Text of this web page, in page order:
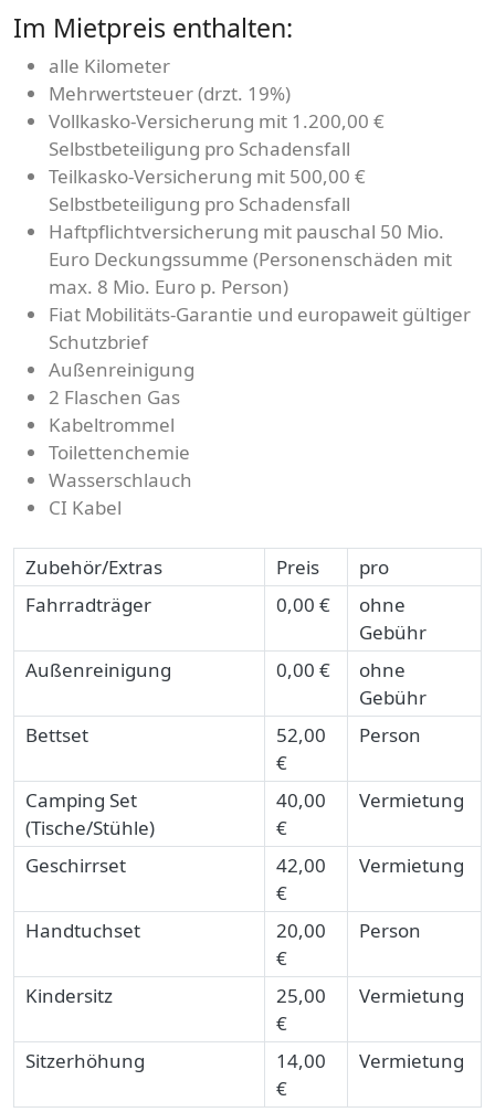
Im Mietpreis enthalten:
alle Kilometer
Mehrwertsteuer (drzt. 19%)
Vollkasko-Versicherung mit 1.200,00 €
Selbstbeteiligung pro Schadensfall
Teilkasko-Versicherung mit 500,00 €
Selbstbeteiligung pro Schadensfall
Haftpflichtversicherung mit pauschal 50 Mio.
Euro Deckungssumme (Personenschäden mit
max. 8 Mio. Euro p. Person)
Fiat Mobilitäts-Garantie und europaweit gültiger
Schutzbrief
Außenreinigung
2 Flaschen Gas
Kabeltrommel
Toilettenchemie
Wasserschlauch
CI Kabel
Zubehör/Extras Preis
pro
Fahrradträger
0,00 €
ohne
Gebühr
Außenreinigung
0,00 €
ohne
Gebühr
Bettset
52,00
€
Person
Camping Set
(Tische/Stühle)
40,00
€
Vermietung
Geschirrset
42,00
€
Vermietung
Handtuchset
20,00
€
Person
Kindersitz
25,00
€
Vermietung
Sitzerhöhung
14,00
€
Vermietung